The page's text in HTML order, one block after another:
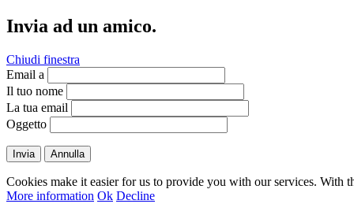
Invia ad un amico.
Chiudi finestra
Email a
Il tuo nome
La tua email
Oggetto
Invia Annulla
Cookies make it easier for us to provide you with our services. With
More information Ok Decline